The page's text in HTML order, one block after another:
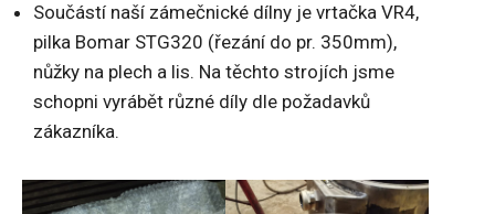
Součástí naší zámečnické dílny je vrtačka VR4,
pilka Bomar STG320 (řezání do pr. 350mm),
nůžky na plech a lis. Na těchto strojích jsme
schopni vyrábět různé díly dle požadavků
zákazníka.